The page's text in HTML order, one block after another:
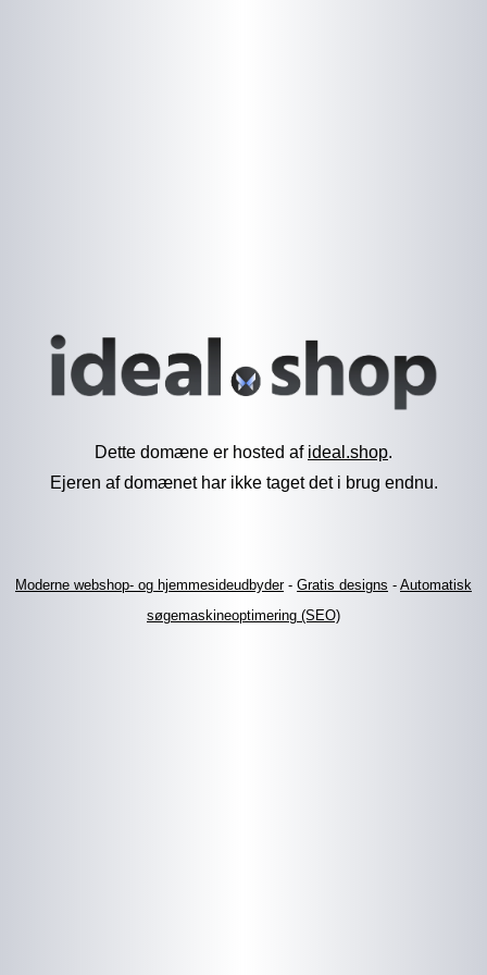
Dette domæne er hosted af ideal.shop.
Ejeren af domænet har ikke taget det i brug endnu.
Moderne webshop- og hjemmesideudbyder- Gratis designs - Automatisk
søgemaskineoptimering (SEO)